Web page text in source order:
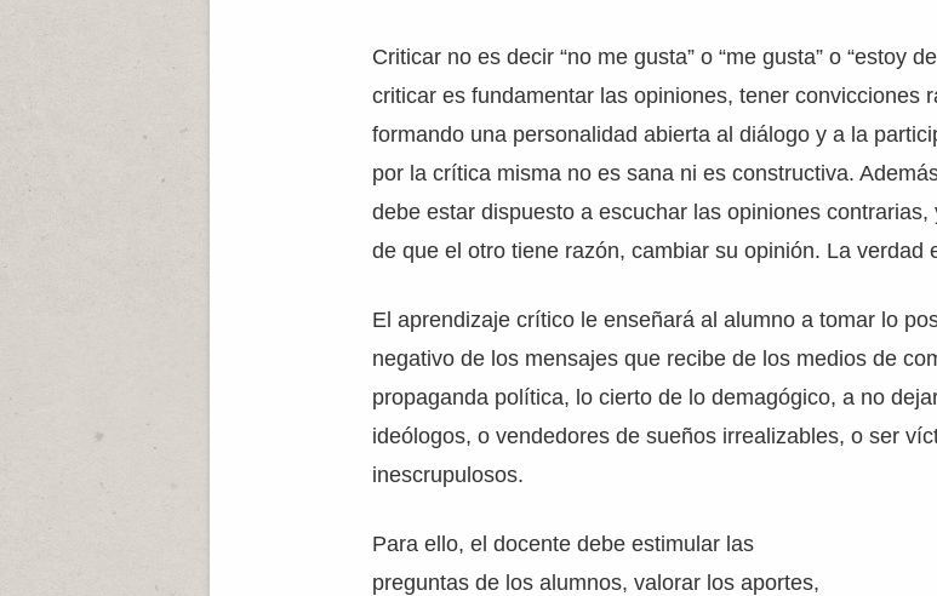
Criticar no es decir “no me gusta” o “me gusta” o “estoy
criticar es fundamentar las opiniones, tener convicciones
formando una personalidad abierta al diálogo y a la
por la crítica misma no es sana ni es constructiva.
debe estar dispuesto a escuchar las opiniones
de que el otro tiene razón, cambiar su opinión. La verdad
El aprendizaje crítico le enseñará al alumno a tomar lo
negativo de los mensajes que recibe de los medios de
propaganda política, lo cierto de lo demagógico, a no
ideólogos, o vendedores de sueños irrealizables, o ser
inescrupulosos.
Para ello, el docente debe estimular las
preguntas de los alumnos, valorar los aportes,